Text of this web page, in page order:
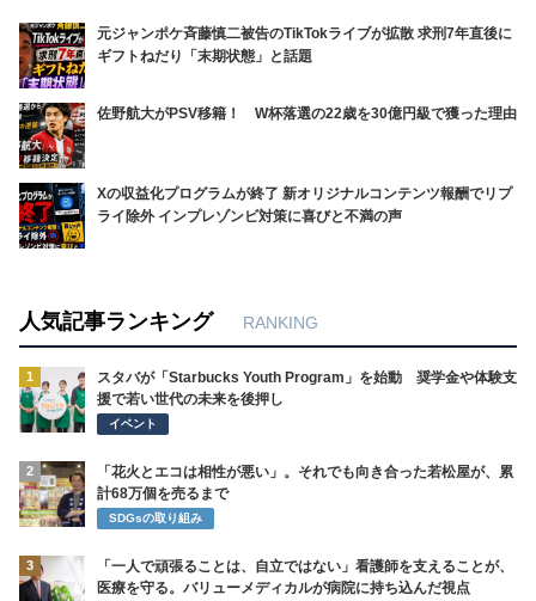
元ジャンポケ斉藤慎二被告のTikTokライブが拡散 求刑7年直後に
ギフトねだり「末期状態」と話題
佐野航大がPSV移籍！ W杯落選の22歳を30億円級で獲った理由
Xの収益化プログラムが終了 新オリジナルコンテンツ報酬でリプ
ライ除外 インプレゾンビ対策に喜びと不満の声
人気記事ランキング RANKING
1
スタバが「Starbucks Youth Program」を始動 奨学金や体験支
援で若い世代の未来を後押し
イベント
2
「花火とエコは相性が悪い」。それでも向き合った若松屋が、累
計68万個を売るまで
SDGsの取り組み
3
「一人で頑張ることは、自立ではない」看護師を支えることが、
医療を守る。バリューメディカルが病院に持ち込んだ視点